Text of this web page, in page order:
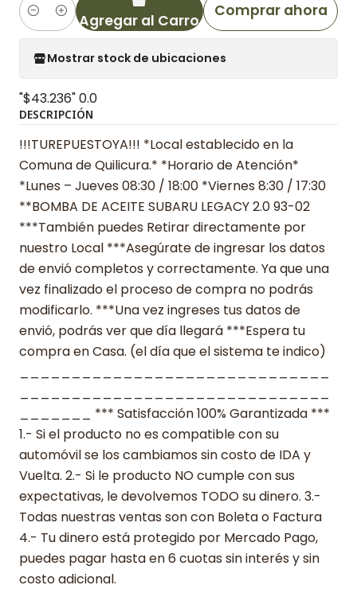
Cantidad Agregar al Carro
Comprar ahora
Mostrar stock de ubicaciones
"$43.236"0.0
DESCRIPCIÓN
!!!TUREPUESTOYA!!! *Local establecido en la
Comuna de Quilicura.* *Horario de Atención*
*Lunes – Jueves 08:30 / 18:00 *Viernes 8:30 / 17:30
**BOMBA DE ACEITE SUBARU LEGACY 2.0 93-02
***También puedes Retirar directamente por
nuestro Local ***Asegúrate de ingresar los datos
de envió completos y correctamente. Ya que una
vez finalizado el proceso de compra no podrás
modificarlo. ***Una vez ingreses tus datos de
envió, podrás ver que día llegará ***Espera tu
compra en Casa. (el día que el sistema te indico)
_______ *** Satisfacción 100% Garantizada ***
1.- Si el producto no es compatible con su
automóvil se los cambiamos sin costo de IDA y
Vuelta. 2.- Si le producto NO cumple con sus
expectativas, le devolvemos TODO su dinero. 3.-
Todas nuestras ventas son con Boleta o Factura
4.- Tu dinero está protegido por Mercado Pago,
puedes pagar hasta en 6 cuotas sin interés y sin
costo adicional.